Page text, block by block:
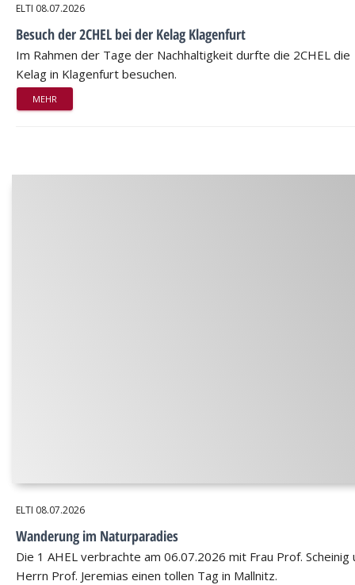
ELTI 08.07.2026
Besuch der 2CHEL bei der Kelag Klagenfurt
Im Rahmen der Tage der Nachhaltigkeit durfte die 2CHEL die
Kelag in Klagenfurt besuchen.
MEHR
ELTI 08.07.2026
Wanderung im Naturparadies
Die 1 AHEL verbrachte am 06.07.2026 mit Frau Prof. Scheinig
Herrn Prof. Jeremias einen tollen Tag in Mallnitz.